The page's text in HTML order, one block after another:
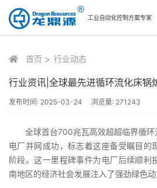
工业自动化控制方案专家
首页 行业动态
行业资讯|全球最先进循环流化床锅
发布时间: 2025-03-24 浏览量: 271243
全球首台700兆瓦高效超超临界循
电厂并网成功，标志着这座备受瞩目的
阶段。这一里程碑事件为电厂后续顺利
南地区的经济社会发展注入了强劲绿色动